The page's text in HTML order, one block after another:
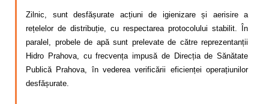
Zilnic, sunt desfășurate acțiuni de igienizare și aerisire a
rețelelor de distribuție, cu respectarea protocolului stabilit. În
paralel, probele de apă sunt prelevate de către reprezentanții
Hidro Prahova, cu frecvența impusă de Direcția de Sănătate
Publică Prahova, în vederea verificării eficienței operațiunilor
desfășurate.